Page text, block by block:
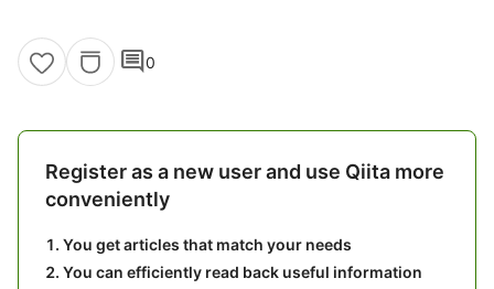
comment0
Register as a new user and use Qiita more
conveniently
You get articles that match your needs
You can efficiently read back useful information